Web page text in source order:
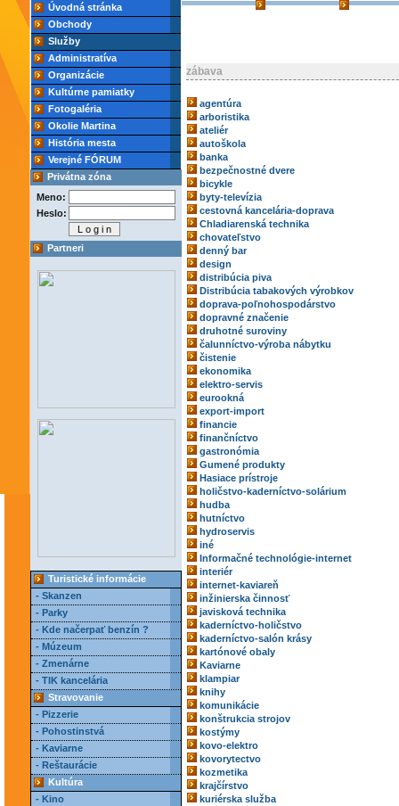
Úvodná stránka
Obchody
Služby
Administratíva
Organizácie
Kultúrne pamiatky
Fotogaléria
Okolie Martina
História mesta
Verejné FÓRUM
Privátna zóna
Meno:
Heslo:
Partneri
Turistické informácie
- Skanzen
- Parky
- Kde načerpať benzín ?
- Múzeum
- Zmenárne
- TIK kancelária
Stravovanie
- Pizzerie
- Pohostinstvá
- Kaviarne
- Reštaurácie
Kultúra
- Kino
zábava
agentúra
arboristika
ateliér
autoškola
banka
bezpečnostné dvere
bicykle
byty-televízia
cestovná kancelária-doprava
Chladiarenská technika
chovateľstvo
denný bar
design
distribúcia piva
Distribúcia tabakových výrobkov
doprava-poľnohospodárstvo
dopravné značenie
druhotné suroviny
čalunníctvo-výroba nábytku
čistenie
ekonomika
elektro-servis
eurookná
export-import
financie
finančníctvo
gastronómia
Gumené produkty
Hasiace prístroje
holičstvo-kaderníctvo-solárium
hudba
hutníctvo
hydroservis
iné
Informačné technológie-internet
interiér
internet-kaviareň
inžinierska činnosť
javisková technika
kaderníctvo-holičstvo
kaderníctvo-salón krásy
kartónové obaly
Kaviarne
klampiar
knihy
komunikácie
konštrukcia strojov
kostýmy
kovo-elektro
kovorytectvo
kozmetika
krajčírstvo
kuriérska služba